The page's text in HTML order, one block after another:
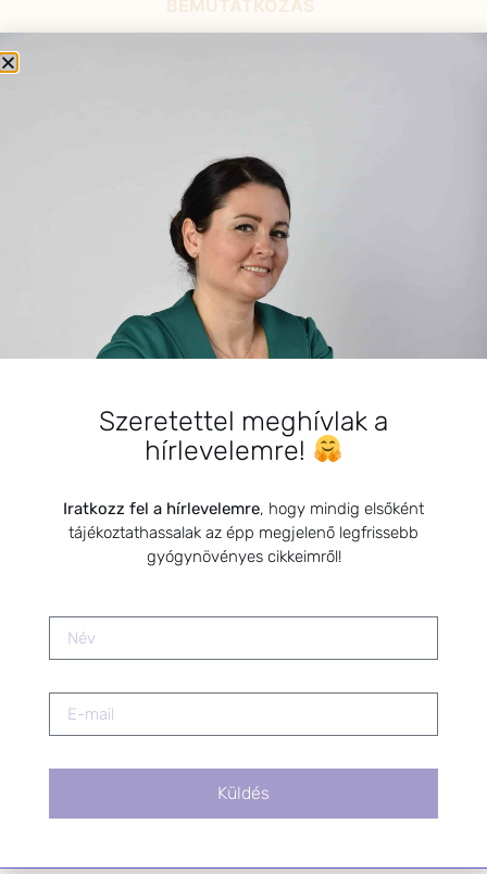
HÍRLEVÉL
HÍRLEVÉL FELIRATKOZÁS
E-mail cím*
Kérlek a feliratkozáshoz fogadd el
Hozzájárulok, hogy az
Adatkezelési tájékoztatóban
foglaltak szerint a HerbClinic
A hírlevélről bármikor
leiratkozhatsz a levél alján található
OLDALAK
Szeretettel meghívlak a
hírlevelemre!
Iratkozz fel a hírlevelemre, hogy mindig elsőként
tájékoztathassalak az épp megjelenő legfrissebb
gyógynövényes cikkeimről!
Küldés